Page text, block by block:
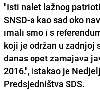
"Isti nalet lažnog
SNSD-a kao sad oko
imali smo i s
koji je održan u zadnjoj
danas opet zamajava
2016.", istakao je
Predsjedništva SDS.